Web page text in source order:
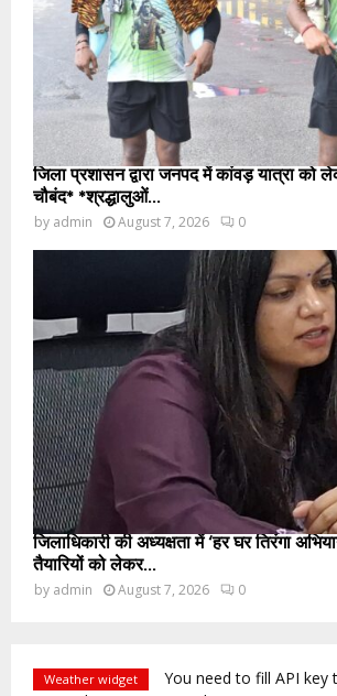
जिला प्रशासन द्वारा जनपद में कांवड़ यात्रा को
चौबंद* *श्रद्धालुओं...
by admin August 7, 2026 0
जिलाधिकारी की अध्यक्षता में ‘हर घर तिरंगा
तैयारियों को लेकर...
by admin August 7, 2026 0
Weather widget
You need to fill API key